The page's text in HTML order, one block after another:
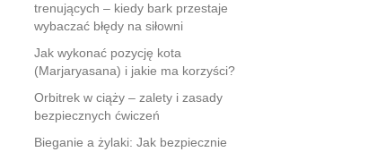
trenujących – kiedy bark przestaje
wybaczać błędy na siłowni
Jak wykonać pozycję kota
(Marjaryasana) i jakie ma korzyści?
Orbitrek w ciąży – zalety i zasady
bezpiecznych ćwiczeń
Bieganie a żylaki: Jak bezpiecznie